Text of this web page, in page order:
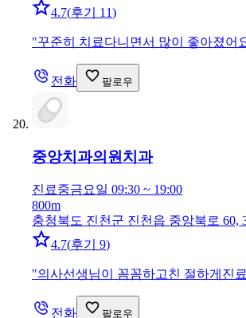
4.7(후기 11)
"꾸준히 치료다니면서 많이 좋아졌어
전화 팔로우
중앙치과의원 치과
진료중금요일 09:30 ~ 19:00
800m
충청북도 진천군 진천읍 중앙북로 60,
4.7(후기 9)
"의사선생님이 꼼꼼하고친 절하게진
전화 팔로우